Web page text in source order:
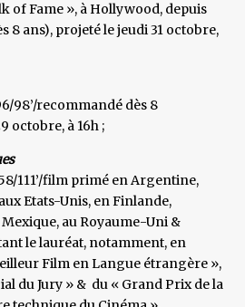
of Fame », à Hollywood, depuis
8 ans), projeté le jeudi 31 octobre,
98’/recommandé dès 8
octobre, à 16h ;
111’/film primé en Argentine,
Etats-Unis, en Finlande,
au Royaume-Uni &
le lauréat, notamment, en
Film en Langue étrangère »,
du Jury » & du « Grand Prix de la